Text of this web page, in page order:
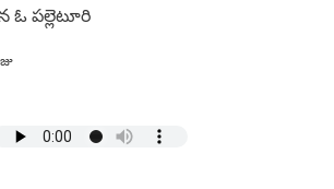
పల్లెటూరి